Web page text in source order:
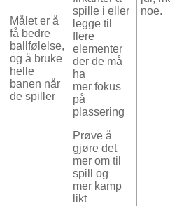
Målet er å
få bedre
ballfølelse,
og å bruke
helle
banen når
de spiller
spille i eller
legge til
flere
elementer
der de må
ha
mer fokus
på
plassering
Prøve å
gjøre det
mer om til
spill og
mer kamp
likt
noe.